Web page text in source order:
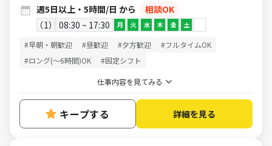
週5日以上・5時間/日 から
相談OK
1
08:30 ~ 17:30 月 火 水 木 金 土
#早朝・朝歓迎 #昼歓迎 #夕方歓迎
#フルタイムOK
#ロング(～6時間)OK
#固定シフト
仕事内容を見てみる
キープする 詳細を見る